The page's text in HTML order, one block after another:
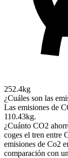
252.4kg
¿Cuáles son las
Las emisiones de
110.43kg.
¿Cuánto CO2
coges el tren entre
emisiones de Co2
comparación con